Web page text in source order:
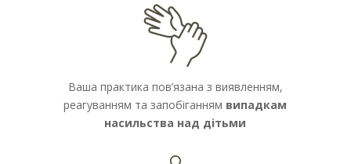
Ваша практика пов’язана з виявленням,
реагуванням та запобіганням випадкам
насильства над дітьми